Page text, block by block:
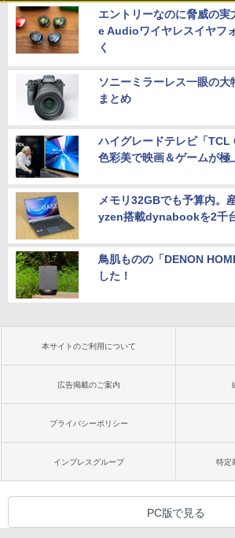
エントリーなのに脅威の
e Audioワイヤレスイヤフ
く
ソニーミラーレス一眼の
まとめ
ハイグレードテレビ「TCL
色彩美で映画＆ゲームが極
メモリ32GBでも予算内。
yzen搭載dynabookを2千
鳥肌ものの「DENON
した！
本サイトのご利用について
広告掲載のご案内
プライバシーポリシー
インプレスグループ 特定
PC版で見る